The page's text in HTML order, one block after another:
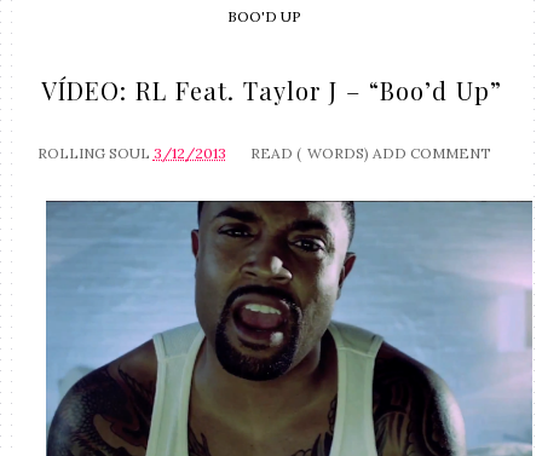
BOO'D UP
VÍDEO: RL Feat. Taylor J – “Boo’d Up”
ROLLING SOUL 3/12/2013 READ ( WORDS) ADD COMMENT